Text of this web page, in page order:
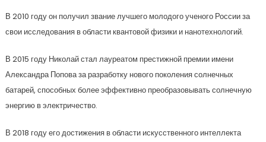
В 2010 году он получил звание лучшего молодого ученого России за
свои исследования в области квантовой физики и нанотехнологий.
В 2015 году Николай стал лауреатом престижной премии имени
Александра Попова за разработку нового поколения солнечных
батарей, способных более эффективно преобразовывать солнечную
энергию в электричество.
В 2018 году его достижения в области искусственного интеллекта